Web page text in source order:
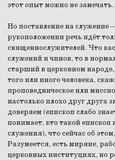
этот опыт можно не замечать.
Но поставление на служение
рукоположении речь идёт
священнослужителей. Что
служений и чинов, то в
старший в церковном
того или иного человека,
проповедническое или
настолько плохо друг друга
доверяем (епископ слабо
понимает, кто такой епископ
служения), что сейчас об
Разумеется, есть миряне,
церковных институциях, но